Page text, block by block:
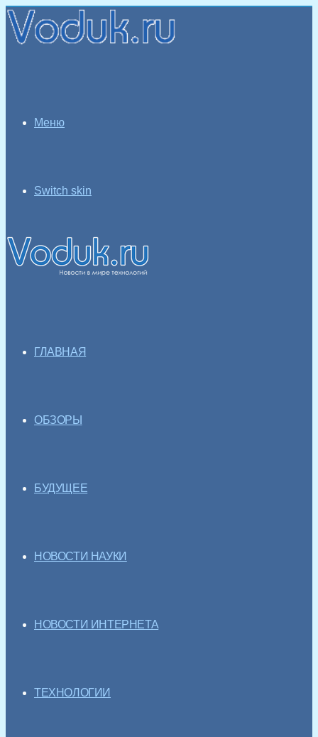
Меню
Switch skin
ГЛАВНАЯ
ОБЗОРЫ
БУДУЩЕЕ
НОВОСТИ НАУКИ
НОВОСТИ ИНТЕРНЕТА
ТЕХНОЛОГИИ